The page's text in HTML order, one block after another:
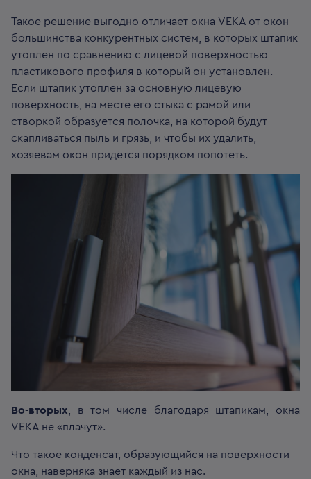
Такое решение выгодно отличает окна VEKA от окон
большинства конкурентных систем, в которых штапик
утоплен по сравнению с лицевой поверхностью
пластикового профиля в который он установлен.
Если штапик утоплен за основную лицевую
поверхность, на месте его стыка с рамой или
створкой образуется полочка, на которой будут
скапливаться пыль и грязь, и чтобы их удалить,
хозяевам окон придётся порядком попотеть.
Во-вторых, в том числе благодаря штапикам, окна
VEKA не «плачут».
Что такое конденсат, образующийся на поверхности
окна, наверняка знает каждый из нас.